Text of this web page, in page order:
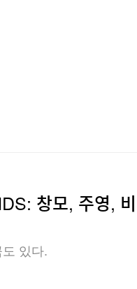
창모, 주영,
있다.